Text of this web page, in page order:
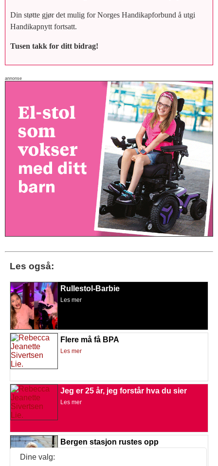
Din støtte gjør det mulig for Norges Handikapforbund å utgi
Handikapnytt fortsatt.
Tusen takk for ditt bidrag!
annonse
Les også:
Rullestol-Barbie
Les mer
Flere må få BPA
Les mer
Jeg er 25 år, jeg forstår hva du sier
Les mer
Bergen stasjon rustes opp
Dine valg: